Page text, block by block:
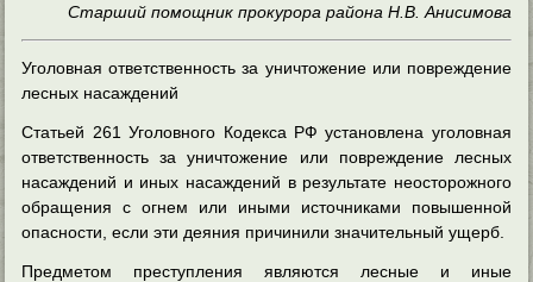
Старший помощник прокурора района Н.В. Анисимова
Уголовная ответственность за уничтожение или повреждение
лесных насаждений
Статьей 261 Уголовного Кодекса РФ установлена уголовная
ответственность за уничтожение или повреждение лесных
насаждений и иных насаждений в результате неосторожного
обращения с огнем или иными источниками повышенной
опасности, если эти деяния причинили значительный ущерб.
Предметом преступления являются лесные и иные